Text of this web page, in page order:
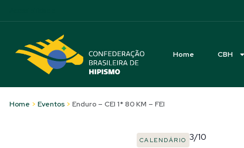
Home CBH
Home > Eventos > Enduro – CEI 1* 80 KM – FEI
CALENDÁRIO 3/10